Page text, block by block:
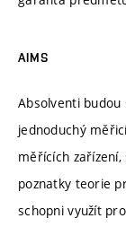
AIMS
Absolventi
jednoduchý
měřících
poznatky teorie
schopni využít